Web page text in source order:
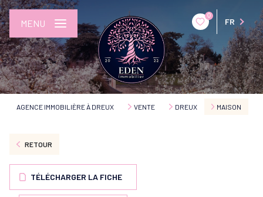
0
FR
MENU
AGENCE IMMOBILIÈRE À DREUX VENTE DREUX MAISON
RETOUR
TÉLÉCHARGER LA FICHE